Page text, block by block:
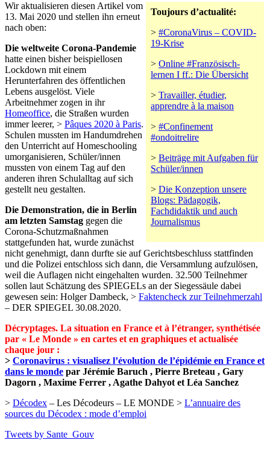
Toujours d’actualité:
> #CoronaVirus – COVID-
19-Krise
> Online #Französisch-
lernen I ff.: Die Übersicht
> Travailler, étudier,
apprendre à la maison
> #Confinement
#ondoitrelire
> Beiträge mit Aufgaben für
Schüler/innen
> Die Konzeption unsere
Blogs: Pädagogik,
Fachdidaktik und auch
Journalismus
Wir aktualisieren diesen Artikel vom
13. Mai 2020 und stellen ihn erneut
nach oben:
Die weltweite Corona-Pandemie
hatte einen bisher beispiellosen
Lockdown mit einem
Herunterfahren des öffentlichen
Lebens ausgelöst. Viele
Arbeitnehmer zogen in ihr
Homeoffice, die Straßen wurden
immer leerer, > Pâques 2020 à Paris.
Schulen mussten im Handumdrehen
den Unterricht auf Homeschooling
umorganisieren, Schüler/innen
mussten von einem Tag auf den
anderen ihren Schulalltag auf sich
gestellt neu gestalten.
Die Demonstration, die in Berlin
am letzten Samstag gegen die
Corona-Schutzmaßnahmen
stattgefunden hat, wurde zunächst
nicht genehmigt, dann durfte sie auf Gerichtsbeschluss stattfinden
und die Polizei entschloss sich dann, die Versammlung aufzulösen,
weil die Auflagen nicht eingehalten wurden. 32.500 Teilnehmer
sollen laut Schätzung des SPIEGELs an der Siegessäule dabei
gewesen sein: Holger Dambeck, > Faktencheck zur Teilnehmerzahl
– DER SPIEGEL 30.08.2020.
Décryptages. La situation en France et à l’étranger, synthétisée
par « Le Monde » en cartes et en graphiques et actualisée
chaque jour :
> Coronavirus : visualisez l’évolution de l’épidémie en France et
dans le monde par Jérémie Baruch , Pierre Breteau , Gary
Dagorn , Maxime Ferrer , Agathe Dahyot et Léa Sanchez
> Décodex – Les Décodeurs – LE MONDE > L’annuaire des
sources du Décodex : mode d’emploi
Tweets by Sante_Gouv